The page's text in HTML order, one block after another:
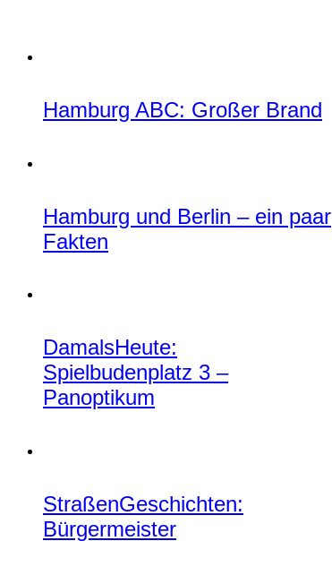
Hamburg ABC: Großer Brand
Hamburg und Berlin – ein paar
Fakten
DamalsHeute:
Spielbudenplatz 3 –
Panoptikum
StraßenGeschichten:
Bürgermeister